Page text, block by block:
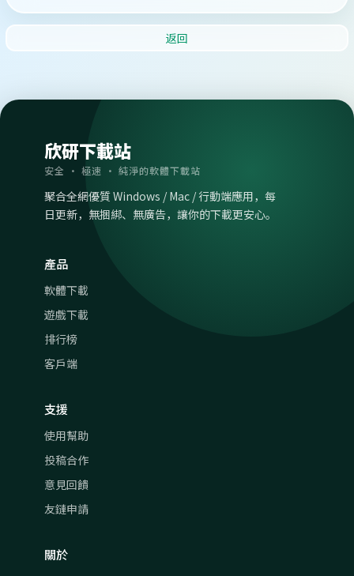
返回
欣研下載站
安全 · 極速 · 純淨的軟體下載站
聚合全網優質 Windows / Mac / 行動端應用，每
日更新，無捆綁、無廣告，讓你的下載更安心。
產品
軟體下載
遊戲下載
排行榜
客戶端
支援
使用幫助
投稿合作
意見回饋
友鏈申請
關於